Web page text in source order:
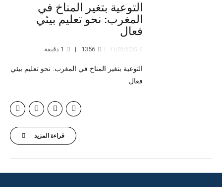
التوعية بتغير المناخ في
المغرب: نحو تعليم بيئي
فعال
11/02/2025
1356
1 دقيقة
فعال
قراءة المزيد